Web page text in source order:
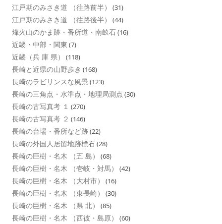
江戸期のみさき道 （往路前半） (31)
江戸期のみさき道 （往路後半） (44)
烽火山のかま跡・番所道・南畝石(16)
近畿・中部・関東 (7)
近畿（兵 庫 県） (118)
長崎と近県の山野歩き (168)
長崎のラビリンスな風景 (123)
長崎の三角点・水準点・地理局測点 (30)
長崎の古写真考 １ (270)
長崎の古写真考 ２ (146)
長崎の台場・番所など跡(22)
長崎の外国人居留地跡標石(28)
長崎の巨樹・名木 （五 島） (68)
長崎の巨樹・名木 （壱岐・対馬） (42)
長崎の巨樹・名木 （大村市） (16)
長崎の巨樹・名木 （東長崎） (30)
長崎の巨樹・名木 （県 北） (85)
長崎の巨樹・名木 （西彼・島原） (60)